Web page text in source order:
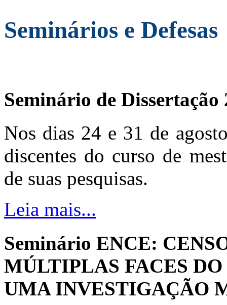
Seminários e Defesas
Seminário de Dissertação
Nos dias 24 e 31 de
discentes do curso de
de suas pesquisas.
Leia mais...
Seminário ENCE:
MÚLTIPLAS FACES
UMA INVESTIGAÇÃO